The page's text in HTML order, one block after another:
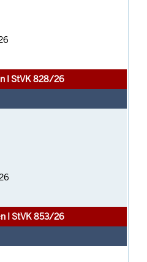
I StVK 828/26
I StVK 853/26